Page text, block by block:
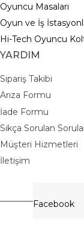
Oyuncu Masaları
Oyun ve İş
Hi-Tech Oyuncu
YARDIM
Sipariş Takibi
Arıza Formu
İade Formu
Sıkça Sorulan
Müşteri Hizmetleri
İletişim
Facebook